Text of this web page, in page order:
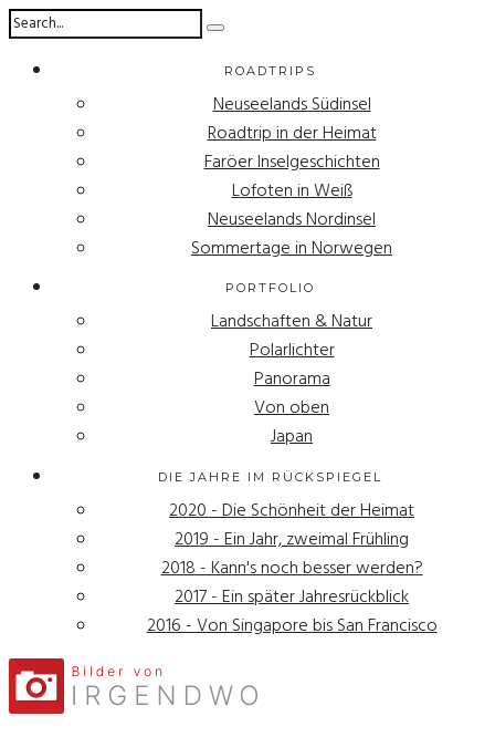
ROADTRIPS
Neuseelands Südinsel
Roadtrip in der Heimat
Faröer Inselgeschichten
Lofoten in Weiß
Neuseelands Nordinsel
Sommertage in Norwegen
PORTFOLIO
Landschaften & Natur
Polarlichter
Panorama
Von oben
Japan
DIE JAHRE IM RÜCKSPIEGEL
2020 - Die Schönheit der Heimat
2019 - Ein Jahr, zweimal Frühling
2018 - Kann's noch besser werden?
2017 - Ein später Jahresrückblick
2016 - Von Singapore bis San Francisco